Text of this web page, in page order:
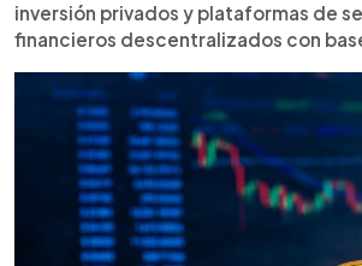
inversión privados y plataformas de
financieros descentralizados con